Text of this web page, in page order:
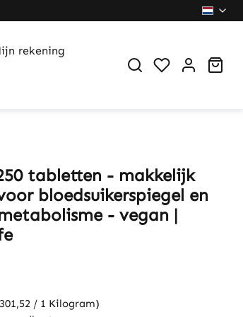
rekening
You have 0
tabletten - makkelijk
bloedsuikerspiegel en
- vegan |
/ 1 Kilogram)